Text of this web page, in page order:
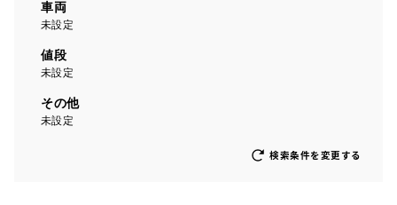
車両
未設定
値段
未設定
その他
未設定
検索条件を変更する